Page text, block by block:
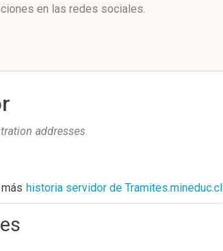
en las redes sociales.
addresses.
historia servidor de Tramites.mineduc.cl